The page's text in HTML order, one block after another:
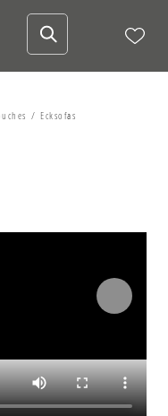
Ecksofas